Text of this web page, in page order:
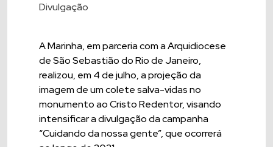
Divulgação
A Marinha, em parceria com a Arquidiocese
de São Sebastião do Rio de Janeiro,
realizou, em 4 de julho, a projeção da
imagem de um colete salva-vidas no
monumento ao Cristo Redentor, visando
intensificar a divulgação da campanha
“Cuidando da nossa gente”, que ocorrerá